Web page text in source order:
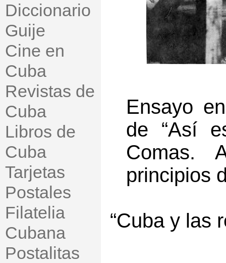
Diccionario
Guije
Cine en
Cuba
Revistas de
Cuba
Libros de
Cuba
Tarjetas
Postales
Filatelia
Cubana
Postalitas
Ensayo
de “Así
Comas.
principios
“Cuba y las